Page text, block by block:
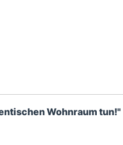
Wohnraum tun!"